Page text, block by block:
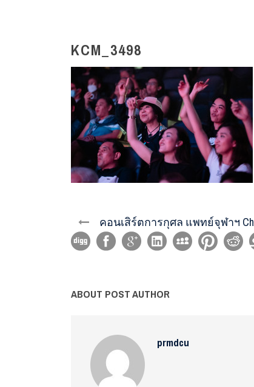
KCM_3498
คอนเสิร์ตการกุศล แพทย์จุฬาฯ
ABOUT POST AUTHOR
prmdcu